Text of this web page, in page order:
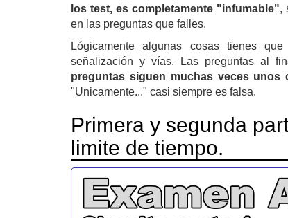
los test, es completamente "infumable",
en las preguntas que falles.
Lógicamente algunas cosas tienes
señalización y vías. Las preguntas al
preguntas siguen muchas veces unos
"Unicamente..." casi siempre es falsa.
Primera y segunda
limite de tiempo.